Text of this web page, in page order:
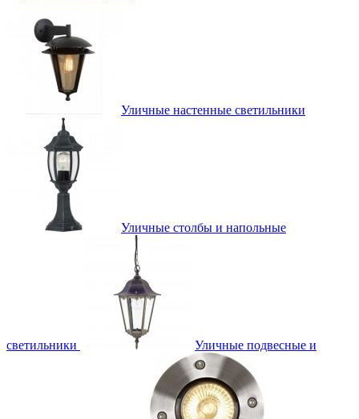
Уличные настенные светильники
Уличные столбы и напольные
светильники Уличные подвесные и